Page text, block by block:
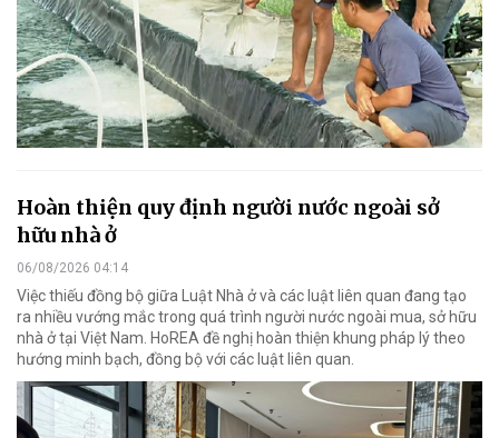
Hoàn thiện quy định người nước ngoài sở
hữu nhà ở
06/08/2026 04:14
Việc thiếu đồng bộ giữa Luật Nhà ở và các luật liên quan đang tạo
ra nhiều vướng mắc trong quá trình người nước ngoài mua, sở hữu
nhà ở tại Việt Nam. HoREA đề nghị hoàn thiện khung pháp lý theo
hướng minh bạch, đồng bộ với các luật liên quan.